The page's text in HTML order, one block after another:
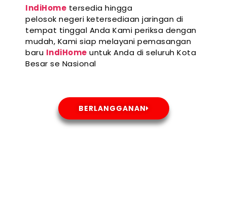
IndiHome tersedia hingga
pelosok negeri ketersediaan jaringan di
tempat tinggal Anda Kami periksa dengan
mudah, Kami siap melayani pemasangan
baru IndiHome untuk Anda di seluruh Kota
Besar se Nasional
BERLANGGANAN